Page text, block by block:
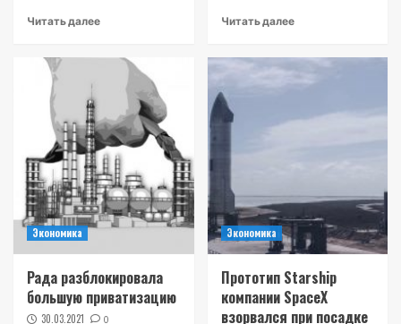
Читать далее Читать далее
Экономика
Рада разблокировала
большую приватизацию
30.03.2021 0
Экономика
Прототип Starship
компании SpaceX
взорвался при посадке